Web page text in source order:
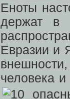
Еноты
держат в
Евразии и
человека